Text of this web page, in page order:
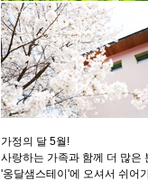
가정의 달 5월!
사랑하는 가족과 함께 더 많은
'옹달샘스테이'에 오셔서 쉬어